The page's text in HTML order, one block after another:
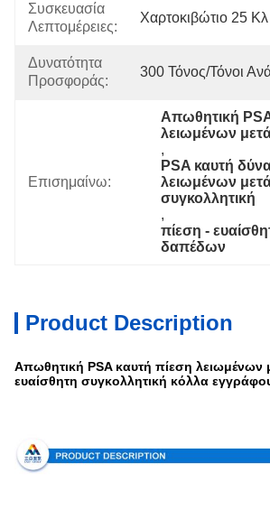
Συσκευασία
Λεπτομέρειες:
Χαρτοκιβώτιο 25 Κλ
Δυνατότητα
Προσφοράς:
300 Τόνος/τόνοι
Επισημαίνω:
Απωθητική
λειωμένων
,
PSA καυτή
λειωμένων
συγκολλητική
,
πίεση -
δαπέδων
Product Description
Απωθητική PSA καυτή πίεση λειωμένων
ευαίσθητη συγκολλητική κόλλα